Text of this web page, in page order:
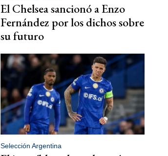
El Chelsea sancionó a Enzo
Fernández por los dichos sobre
su futuro
Selección Argentina